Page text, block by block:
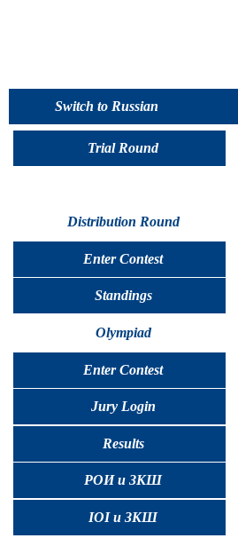
Switch to Russian
Trial Round
Distribution Round
Enter Contest
Standings
Olympiad
Enter Contest
Jury Login
Results
РОИ и ЗКШ
IOI и ЗКШ